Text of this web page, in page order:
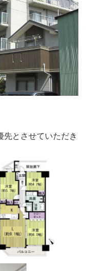
先とさせていただき